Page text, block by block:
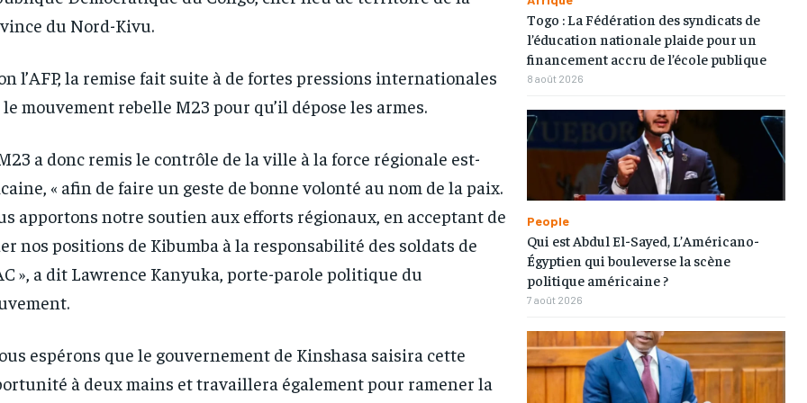
RECOMMENDED
Pay now and you get access to exclusive
news and articles for a whole year.
By agreeing to this tier, you are billed
opt out of the monthly subscription.
RECOMMENDED
Pay now and you get access to exclusive
news and articles for a whole year.
By agreeing to this tier, you are billed
opt out of the monthly subscription.
du Nord-Kivu.
l’AFP, la remise fait suite à de fortes pressions internationales
mouvement rebelle M23 pour qu’il dépose les armes.
a donc remis le contrôle de la ville à la force régionale est-
« afin de faire un geste de bonne volonté au nom de la paix.
apportons notre soutien aux efforts régionaux, en acceptant de
nos positions de Kibumba à la responsabilité des soldats de
», a dit Lawrence Kanyuka, porte-parole politique du
espérons que le gouvernement de Kinshasa saisira cette
à deux mains et travaillera également pour ramener la
Togo : La Fédération des syndicats de
l’éducation nationale plaide pour un
financement accru de l’école publique
8 août 2026
People
Qui est Abdul El-Sayed, L’Américano-
Égyptien qui bouleverse la scène
politique américaine ?
7 août 2026